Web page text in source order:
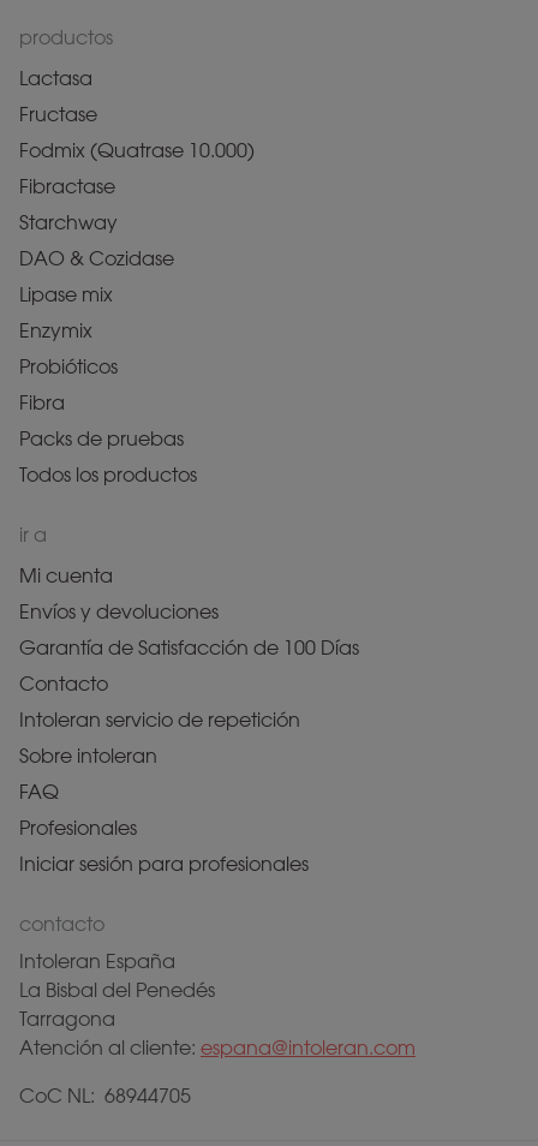
productos
Lactasa
Fructase
Fodmix (Quatrase 10.000)
Fibractase
Starchway
DAO & Cozidase
Lipase mix
Enzymix
Probióticos
Fibra
Packs de pruebas
Todos los productos
ir a
Mi cuenta
Envíos y devoluciones
Garantía de Satisfacción de 100 Días
Contacto
Intoleran servicio de repetición
Sobre intoleran
FAQ
Profesionales
Iniciar sesión para profesionales
contacto
Intoleran España
La Bisbal del Penedés
Tarragona
Atención al cliente: espana@intoleran.com
CoC NL: 68944705